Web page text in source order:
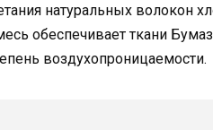
натуральных волокон
обеспечивает ткани
воздухопроницаемости.